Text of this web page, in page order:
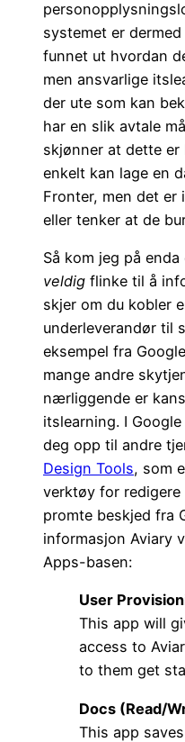
systemet er
funnet ut hvordan
men ansvarlige
der ute som kan
har en slik avtale
skjønner at dette
enkelt kan lage en
Fronter, men det er
eller tenker at de
Så kom jeg på
veldig flinke til å
skjer om du kobler
underleverandør til
eksempel fra
mange andre
nærliggende er
itslearning. I
deg opp til andre
Design Tools, som
verktøy for
promte beskjed fra
informasjon Aviary
Apps-basen:
User
This app will
access to
to them get
Docs (Read/
This app